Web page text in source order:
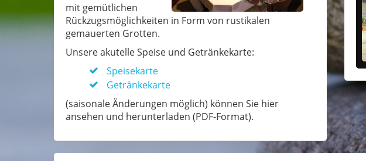
mit gemütlichen
Rückzugsmöglichkeiten in Form von rustikalen
gemauerten Grotten.
Unsere akutelle Speise und Getränkekarte:
Speisekarte
Getränkekarte
(saisonale Änderungen möglich) können Sie hier
ansehen und herunterladen (PDF-Format).